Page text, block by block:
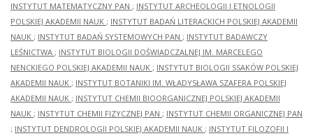
INSTYTUT MATEMATYCZNY PAN ; INSTYTUT ARCHEOLOGII I ETNOLOGII
POLSKIEJ AKADEMII NAUK ; INSTYTUT BADAŃ LITERACKICH POLSKIEJ AKADEMII
NAUK ; INSTYTUT BADAŃ SYSTEMOWYCH PAN ; INSTYTUT BADAWCZY
LEŚNICTWA ; INSTYTUT BIOLOGII DOŚWIADCZALNEJ IM. MARCELEGO
NENCKIEGO POLSKIEJ AKADEMII NAUK ; INSTYTUT BIOLOGII SSAKÓW POLSKIEJ
AKADEMII NAUK ; INSTYTUT BOTANIKI IM. WŁADYSŁAWA SZAFERA POLSKIEJ
AKADEMII NAUK ; INSTYTUT CHEMII BIOORGANICZNEJ POLSKIEJ AKADEMII
NAUK ; INSTYTUT CHEMII FIZYCZNEJ PAN ; INSTYTUT CHEMII ORGANICZNEJ PAN
; INSTYTUT DENDROLOGII POLSKIEJ AKADEMII NAUK ; INSTYTUT FILOZOFII I